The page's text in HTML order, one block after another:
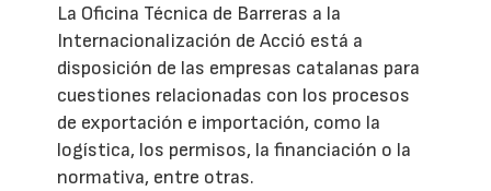
La Oficina Técnica de Barreras a la
Internacionalización de Acció está a
disposición de las empresas catalanas para
cuestiones relacionadas con los procesos
de exportación e importación, como la
logística, los permisos, la financiación o la
normativa, entre otras.